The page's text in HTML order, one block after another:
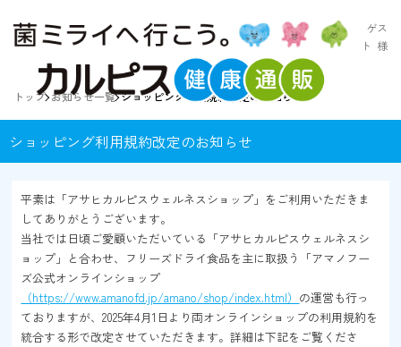
ゲス
ト 様
トップ お知らせ一覧 ショッピング利用規約改定のお知らせ
ショッピング利用規約改定のお知らせ
平素は「アサヒカルピスウェルネスショップ」をご利用いただきま
してありがとうございます。
当社では日頃ご愛顧いただいている「アサヒカルピスウェルネスシ
ョップ」と合わせ、フリーズドライ食品を主に取扱う「アマノフー
ズ公式オンラインショップ
（https://www.amanofd.jp/amano/shop/index.html） の運営も行っ
ておりますが、2025年4月1日より両オンラインショップの利用規約を
統合する形で改定させていただきます。詳細は下記をご覧くださ